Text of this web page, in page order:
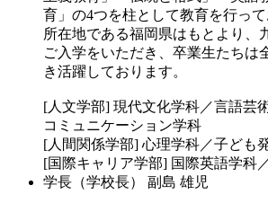
育」の4つを柱として教育を行って
所在地である福岡県はもとより、
ご入学をいただき、卒業生たちは
き活躍しております。
[人文学部] 現代文化学科／言語芸
コミュニケーション学科
[人間関係学部] 心理学科／子ども
[国際キャリア学部] 国際英語学科
学長（学校長）
副島 雄児